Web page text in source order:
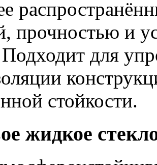
прочностью и
для
стойкости.
жидкое